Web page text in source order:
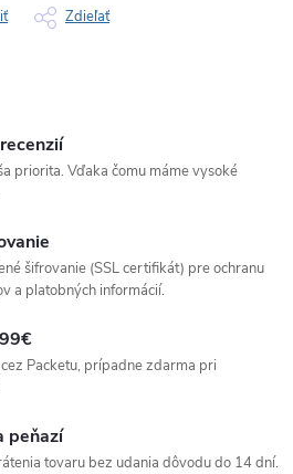
Zdieľať
priorita. Vďaka čomu máme vysoké
šifrovanie (SSL certifikát) pre ochranu
a platobných informácií.
Packetu, prípadne zdarma pri
peňazí
tovaru bez udania dôvodu do 14 dní.